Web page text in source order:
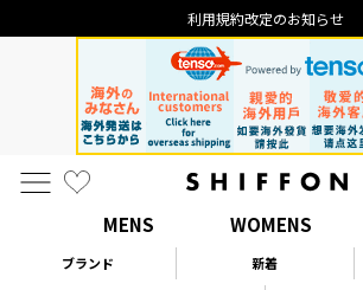
利用規約改定のお知らせ
MENS WOMENS
ブランド 新着